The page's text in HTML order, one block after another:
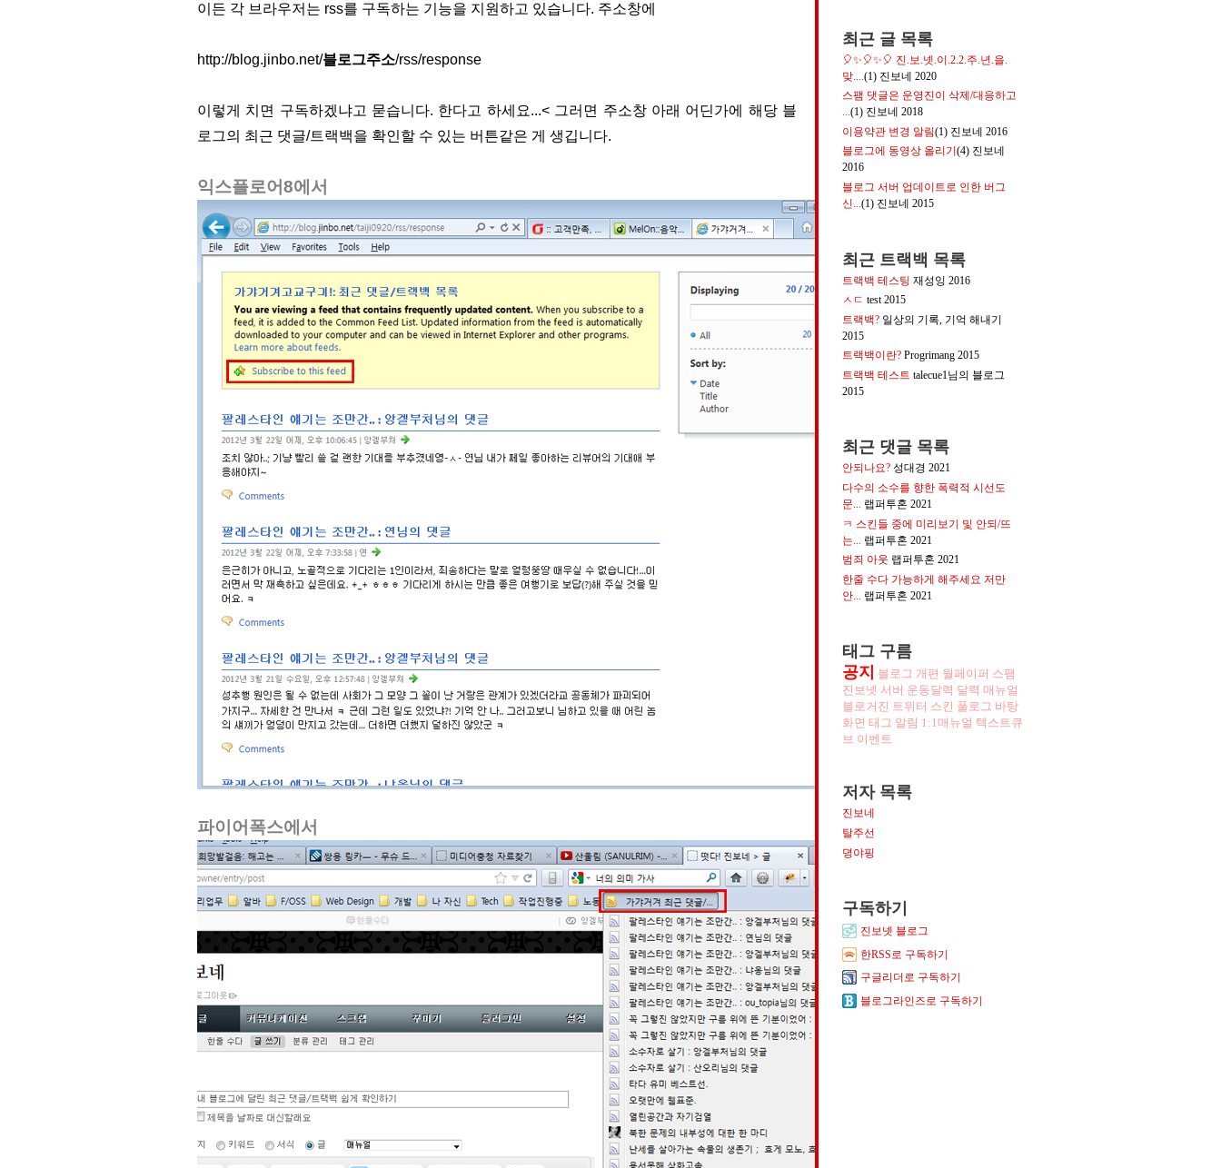
이든 각 브라우저는 rss를 구독하는 기능을 지원하고 있습니다. 주소창에
http://blog.jinbo.net/블로그주소/rss/response
이렇게 치면 구독하겠냐고 묻습니다. 한다고 하세요...< 그러면 주소창 아래 어딘가에 해당 블
로그의 최근 댓글/트랙백을 확인할 수 있는 버튼같은 게 생깁니다.
익스플로어8에서
파이어폭스에서
최근 글 목록
🎈✨🎈✨🎈 진.보.넷.이.2.2.주.년.을.
맞.... (1) 진보네 2020
스팸 댓글은 운영진이 삭제/대응하고
...(1) 진보네 2018
이용약관 변경 알림(1) 진보네 2016
블로그에 동영상 올리기 (4) 진보네
2016
블로그 서버 업데이트로 인한 버그
신...(1) 진보네 2015
최근 트랙백 목록
트랙백 테스팅 재성잉 2016
ㅅㄷ test 2015
트랙백? 일상의 기록, 기억 해내기
2015
트랙백이란? Progrimang 2015
트랙백 테스트 talecue1님의 블로그
2015
최근 댓글 목록
안되나요? 성대경 2021
다수의 소수를 향한 폭력적 시선도
문... 랩퍼투혼 2021
ㅋ 스킨들 중에 미리보기 및 안되/뜨
는...
랩퍼투혼 2021
범죄 아웃 랩퍼투혼 2021
한줄 수다 가능하게 해주세요 저만
안... 랩퍼투혼 2021
태그 구름
공지 블로그 개편 월페이퍼 스팸
진보넷 서버 운동달력 달력 매뉴얼
블로거진 트위터 스킨 풀로그 바탕
화면 태그 알림 1:1매뉴얼 텍스트큐
브 이벤트
저자 목록
진보네
탈주선
뎡야핑
구독하기
진보넷 블로그
한RSS로 구독하기
구글리더로 구독하기
블로그라인즈로 구독하기